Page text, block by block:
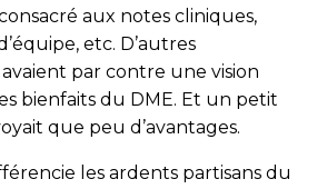
aux notes cliniques,
etc. D’autres
avaient par contre une vision
bienfaits du DME. Et un petit
que peu d’avantages.
les ardents partisans du